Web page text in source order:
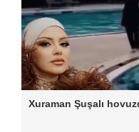
Xuraman Şuşalı